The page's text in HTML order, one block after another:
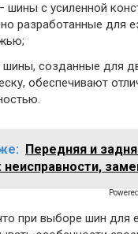
с усиленной
разработанные для
шины, созданные для
обеспечивают
Передняя и
неисправности,
при выборе шин для